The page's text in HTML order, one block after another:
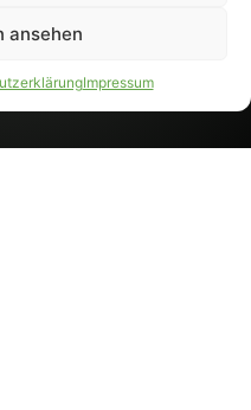
ansehen
Impressum